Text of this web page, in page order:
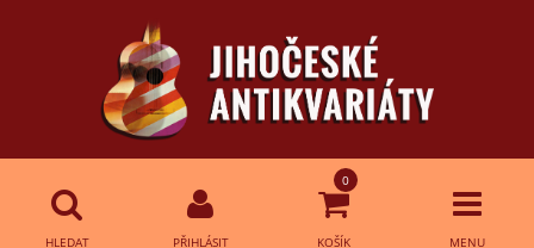
HLEDAT PŘIHLÁSIT
0
KOŠÍK MENU